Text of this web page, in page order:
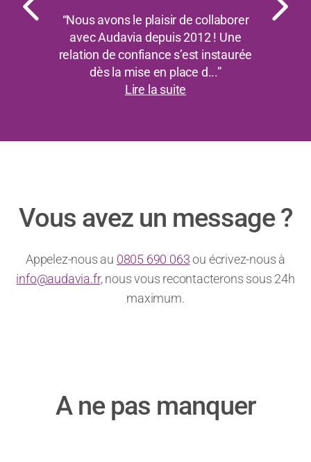
“Nous avons le plaisir de collaborer
avec Audavia depuis 2012 ! Une
relation de confiance s’est instaurée
dès la mise en place d...”
Lire la suite
Vous avez un message ?
Appelez-nous au 0805 690 063ou écrivez-nous à
info@audavia.fr, nous vous recontacterons sous 24h
maximum.
A ne pas manquer